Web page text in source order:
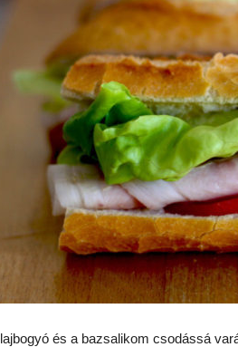
és a bazsalikom csodássá